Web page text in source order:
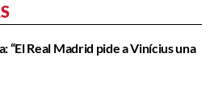
“El Real Madrid pide a Vinícius una